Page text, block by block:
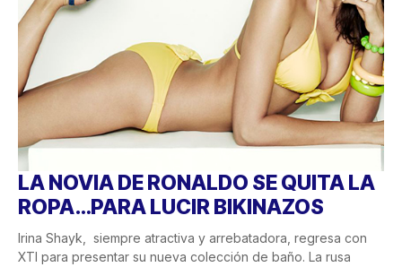
LA NOVIA DE RONALDO SE QUITA LA
ROPA…PARA LUCIR BIKINAZOS
Irina Shayk, siempre atractiva y arrebatadora, regresa con
XTI para presentar su nueva colección de baño. La rusa